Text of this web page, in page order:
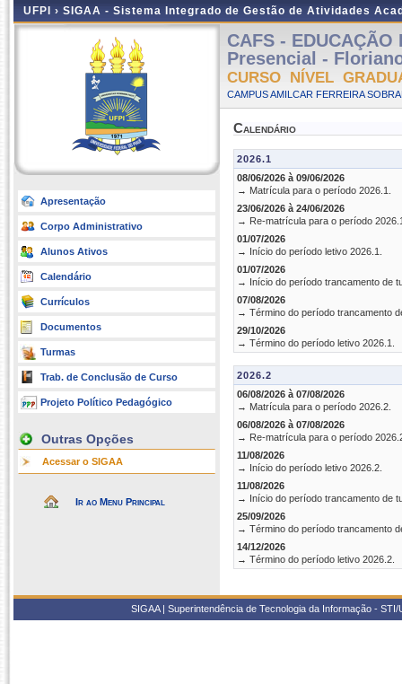
UFPI › SIGAA - Sistema Integrado de Gestão de Atividades
Apresentação
Corpo Administrativo
Alunos Ativos
Calendário
Currículos
Documentos
Turmas
Trab. de Conclusão de Curso
Projeto Político Pedagógico
Outras Opções
Acessar o SIGAA
Ir ao Menu Principal
CAFS - EDUCAÇÃO
Presencial -
CURSO NÍVEL
CAMPUS AMILCAR FERREIRA
Calendário
2026.1
08/06/2026 à 09/06/2026
→ Matrícula para o período 2026.1.
23/06/2026 à 24/06/2026
→ Re-matrícula para o período
01/07/2026
→ Início do período letivo 2026.1.
01/07/2026
→ Início do período trancamento de
07/08/2026
→ Término do período trancamento
29/10/2026
→ Término do período letivo 2026.1.
2026.2
06/08/2026 à 07/08/2026
→ Matrícula para o período 2026.2.
06/08/2026 à 07/08/2026
→ Re-matrícula para o período
11/08/2026
→ Início do período letivo 2026.2.
11/08/2026
→ Início do período trancamento de
25/09/2026
→ Término do período trancamento
14/12/2026
→ Término do período letivo 2026.2.
SIGAA | Superintendência de Tecnologia da Informação -